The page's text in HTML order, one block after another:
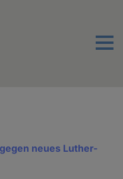
Menu
neues Luther-